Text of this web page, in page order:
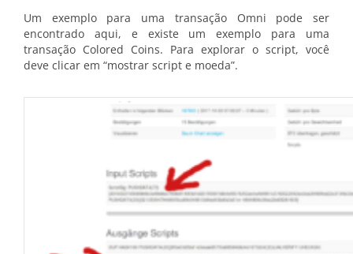
Um exemplo para uma transação Omni pode ser
encontrado aqui, e existe um exemplo para uma
transação Colored Coins. Para explorar o script, você
deve clicar em “mostrar script e moeda”.